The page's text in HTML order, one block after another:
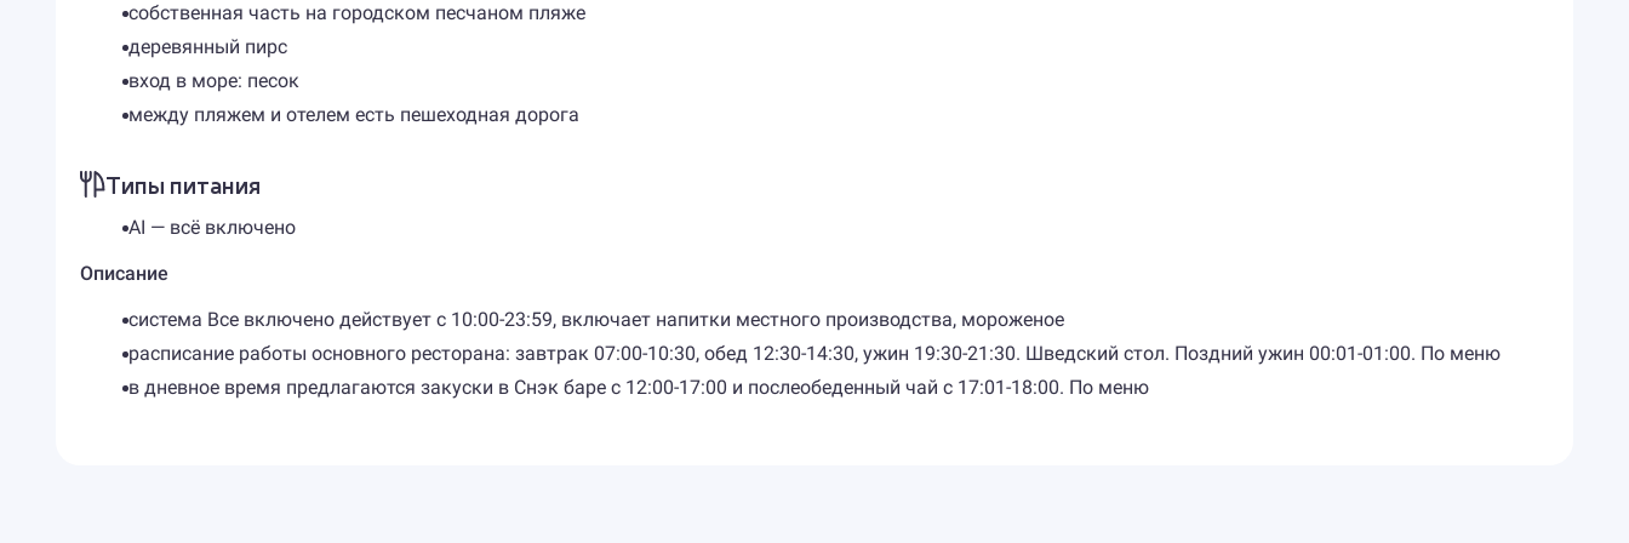
собственная часть на городском песчаном пляже
деревянный пирс
вход в море: песок
между пляжем и отелем есть пешеходная дорога
Типы питания
AI — всё включено
Описание
система Все включено действует с 10:00-23:59, включает напитки местного производства, мороженое
расписание работы основного ресторана: завтрак 07:00-10:30, обед 12:30-14:30, ужин 19:30-21:30. Шведский стол. Поздний ужин 00:01-01:00. По меню
в дневное время предлагаются закуски в Снэк баре с 12:00-17:00 и послеобеденный чай с 17:01-18:00. По меню